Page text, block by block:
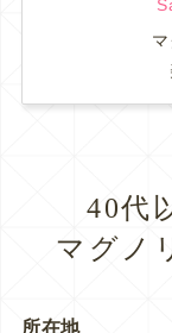
40代
マグノ
所在地